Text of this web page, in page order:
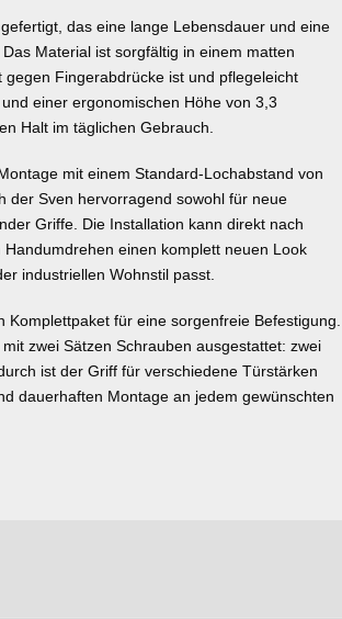
das eine lange Lebensdauer und eine
Material ist sorgfältig in einem matten
Fingerabdrücke ist und pflegeleicht
einer ergonomischen Höhe von 3,3
Halt im täglichen Gebrauch.
mit einem Standard-Lochabstand von
der Sven hervorragend sowohl für neue
Griffe. Die Installation kann direkt nach
einen komplett neuen Look
industriellen Wohnstil passt.
für eine sorgenfreie Befestigung.
zwei Sätzen Schrauben ausgestattet: zwei
ist der Griff für verschiedene Türstärken
dauerhaften Montage an jedem gewünschten